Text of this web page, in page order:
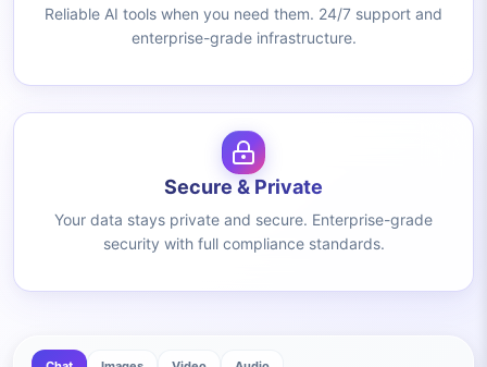
Reliable AI tools when you need them. 24/7 support and
enterprise-grade infrastructure.
Secure & Private
Your data stays private and secure. Enterprise-grade
security with full compliance standards.